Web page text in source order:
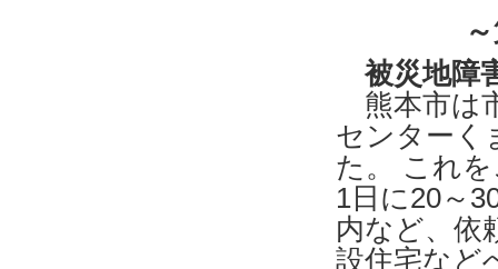
被災地障
熊本市は
センターく
た。 これ
1日に20～
内など、依
設住宅など